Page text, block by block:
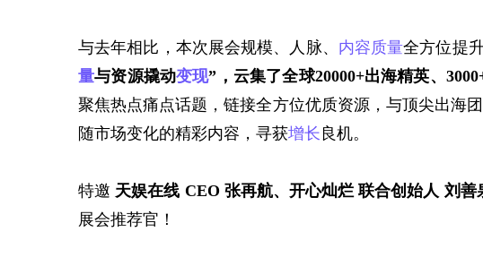
与去年相比，本次展会规模、人脉、 内容质量全方位提升
量与资源撬动变现”，云集了全球20000+出海精英、
聚焦热点痛点话题，链接全方位优质资源，与顶尖出海
随市场变化的精彩内容，寻获增长 良机。
特邀 天娱在线 CEO 张再航、开心灿烂 联合创始人 刘善
展会推荐官！